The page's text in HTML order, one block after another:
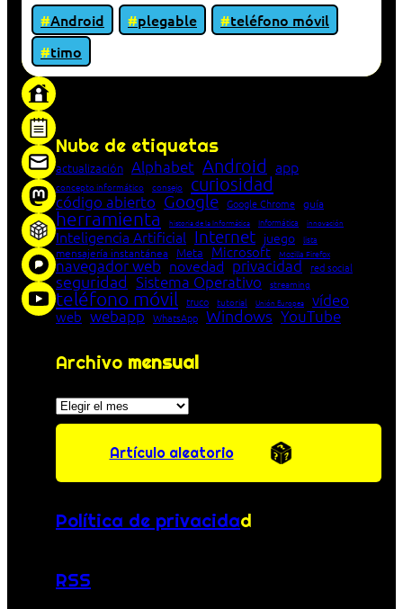
Android plegable
teléfono móvil
timo
Nube de etiquetas
actualización Alphabet Android app
concepto informático consejo curiosidad
código abierto Google Google Chrome guía
herramienta historia de la Informática Informática innovación
Inteligencia Artificial Internet juego lista
mensajería instantánea Meta Microsoft Mozilla Firefox
navegador web novedad privacidad red social
seguridad Sistema Operativo streaming
teléfono móvil truco tutorial Unión Europea vídeo
web webapp WhatsApp Windows YouTube
Archivo mensual
Archivos
Artículo aleatorio
Política de privacidad
RSS